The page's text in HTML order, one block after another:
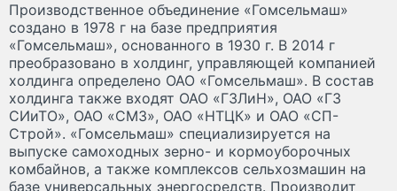
Производственное объединение «Гомсельмаш»
создано в 1978 г на базе предприятия
«Гомсельмаш», основанного в 1930 г. В 2014 г
преобразовано в холдинг, управляющей компанией
холдинга определено ОАО «Гомсельмаш». В состав
холдинга также входят ОАО «ГЗЛиН», ОАО «ГЗ
СИиТО», ОАО «СМЗ», ОАО «НТЦК» и ОАО «СП-
Строй». «Гомсельмаш» специализируется на
выпуске самоходных зерно- и кормоуборочных
комбайнов, а также комплексов сельхозмашин на
базе универсальных энергосредств. Производит